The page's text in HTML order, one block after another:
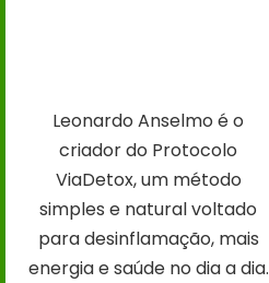
Leonardo Anselmo é o
criador do Protocolo
ViaDetox, um método
simples e natural voltado
para desinflamação, mais
energia e saúde no dia a dia.